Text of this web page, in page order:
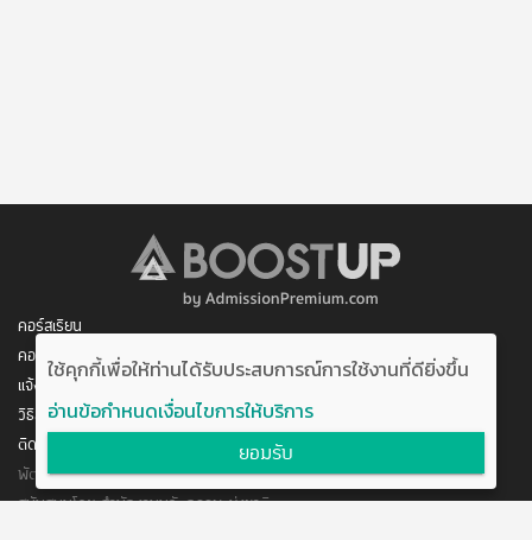
คอร์สเรียน
คอร์สของฉัน
แจ้งการชำระเงิน
วิธีสมัคร/ชำระเงิน
ติดต่อเรา
พัฒนาโดย บริษัท อัพบีน จำกัด
สนับสนุนโดย สำนักงานนวัตกรรมแห่งชาติ
ใช้คุกกี้เพื่อให้ท่านได้รับประสบการณ์การใช้งานที่ดียิ่งขึ้น
อ่านข้อกำหนดเงื่อนไขการให้บริการ
ยอมรับ